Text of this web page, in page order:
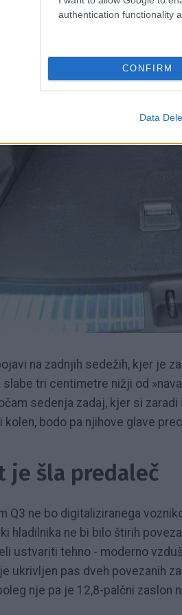
authentication functionality
CONFIRM
Data
na zadnjih sedežih, kjer je
tri centimetre nižji od
sedenja zadaj, kjer si
bodo pa njihove glave
je šla predaleč
Q3 ne bo digitaliziranega
hladilnika ne bi bilo štirih
ustvariti tehno - moderno
ukrivljen pas dveh povezanih
nje pa je 12,8-palčni zaslon